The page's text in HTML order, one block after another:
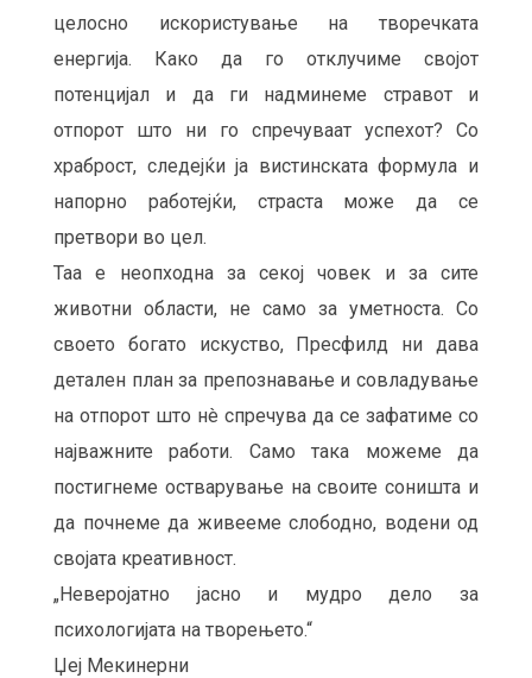
целосно искористување на творечката
енергија. Како да го отклучиме својот
потенцијал и да ги надминеме стравот и
отпорот што ни го спречуваат успехот? Со
храброст, следејќи ја вистинската формула и
напорно работејќи, страста може да се
претвори во цел.
Таа е неопходна за секој човек и за сите
животни области, не само за уметноста. Со
своето богато искуство, Пресфилд ни дава
детален план за препознавање и совладување
на отпорот што нè спречува да се зафатиме со
најважните работи. Само така можеме да
постигнеме остварување на своите соништа и
да почнеме да живееме слободно, водени од
својата креативност.
„Неверојатно јасно и мудро дело за
психологијата на творењето.“
Џеј Мекинерни